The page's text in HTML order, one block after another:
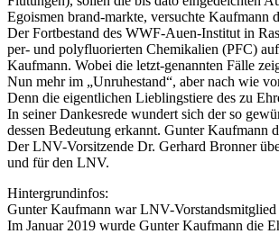
Egoismen brand-markte, versuchte Kaufmann
Der Fortbestand des WWF-Auen-Institut in
per- und polyfluorierten Chemikalien (PFC)
Kaufmann. Wobei die letzt-genannten Fälle
Nun mehr im „Unruhestand“, aber nach wie
Denn die eigentlichen Lieblingstiere des zu
In seiner Dankesrede wundert sich der so
dessen Bedeutung erkannt. Gunter
Der LNV-Vorsitzende Dr. Gerhard Bronner
und für den LNV.
Hintergrundinfos:
Gunter Kaufmann war LNV-
Im Januar 2019 wurde Gunter Kaufmann die